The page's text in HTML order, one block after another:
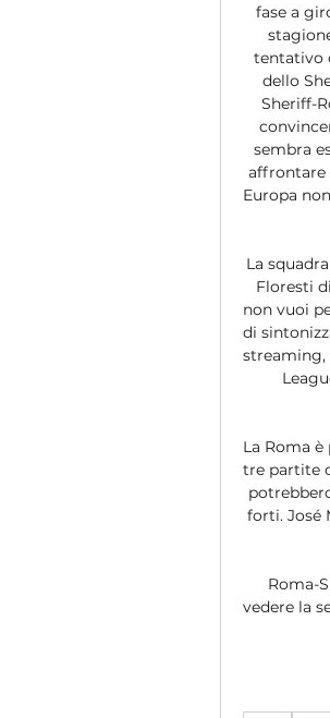
fase a
tentativo
dello
Sheriff-
sembra
affrontare
Europa
La
Floresti
non vuoi
di
streaming,
La Roma
tre partite
forti. José
Roma-
vedere la